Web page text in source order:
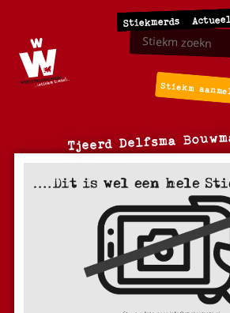
Stiekmerds
Stiekm
Tjeerd Delfsma